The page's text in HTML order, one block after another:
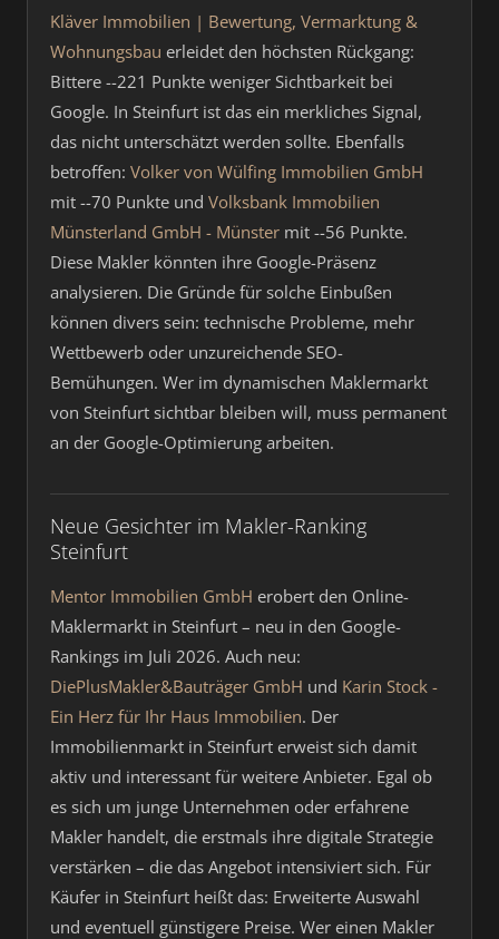
Kläver Immobilien | Bewertung, Vermarktung &
Wohnungsbau erleidet den höchsten Rückgang:
Bittere --221 Punkte weniger Sichtbarkeit bei
Google. In Steinfurt ist das ein merkliches Signal,
das nicht unterschätzt werden sollte. Ebenfalls
betroffen: Volker von Wülfing Immobilien GmbH
mit --70 Punkte und Volksbank Immobilien
Münsterland GmbH - Münster mit --56 Punkte.
Diese Makler könnten ihre Google-Präsenz
analysieren. Die Gründe für solche Einbußen
können divers sein: technische Probleme, mehr
Wettbewerb oder unzureichende SEO-
Bemühungen. Wer im dynamischen Maklermarkt
von Steinfurt sichtbar bleiben will, muss permanent
an der Google-Optimierung arbeiten.
Neue Gesichter im Makler-Ranking
Steinfurt
Mentor Immobilien GmbH erobert den Online-
Maklermarkt in Steinfurt – neu in den Google-
Rankings im Juli 2026. Auch neu:
DiePlusMakler&Bauträger GmbH und Karin Stock -
Ein Herz für Ihr Haus Immobilien. Der
Immobilienmarkt in Steinfurt erweist sich damit
aktiv und interessant für weitere Anbieter. Egal ob
es sich um junge Unternehmen oder erfahrene
Makler handelt, die erstmals ihre digitale Strategie
verstärken – die das Angebot intensiviert sich. Für
Käufer in Steinfurt heißt das: Erweiterte Auswahl
und eventuell günstigere Preise. Wer einen Makler